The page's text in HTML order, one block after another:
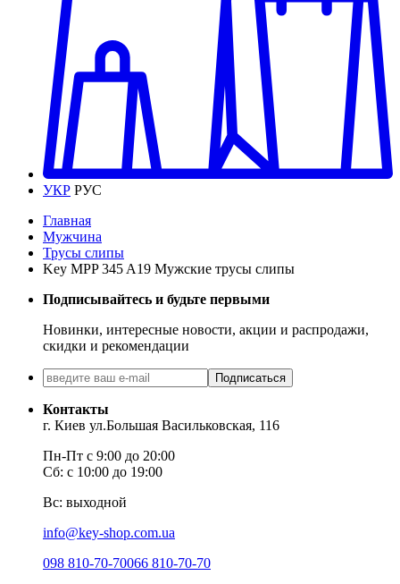
УКР РУС
Главная
Мужчина
Трусы слипы
Key MPP 345 A19 Мужские трусы слипы
Подписывайтесь и будьте первыми
Новинки, интересные новости, акции и распродажи,
скидки и рекомендации
Подписаться
Контакты
г. Киев ул.Большая Васильковская, 116
Пн-Пт с 9:00 до 20:00
Сб: с 10:00 до 19:00
Вс: выходной
info@key-shop.com.ua
098 810-70-70066 810-70-70